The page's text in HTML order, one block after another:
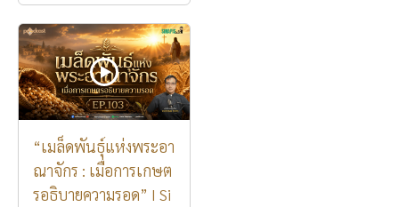
“เมล็ดพันธุ์แห่งพระอา
ณาจักร : เมื่อการเกษต
รอธิบายความรอด” I Si